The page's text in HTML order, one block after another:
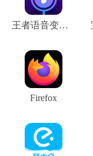
王者语音变声器手机版
Firefox